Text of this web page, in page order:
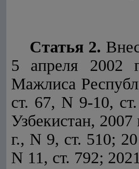
Статья 2.
5 апреля
Мажлиса
ст. 67, N 9-10,
Узбекистан,
г., N 9, ст. 510;
N 11, ст. 792;